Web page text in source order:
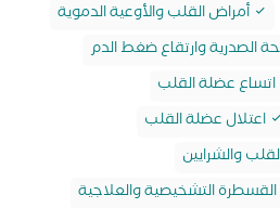
أمراض القلب والأوعية الدموية
الصدرية وارتقاع ضغط الدم
اتساع عضلة القلب
اعتلال عضلة القلب
والشرايين
القسطرة التشخيصية والعلاجية